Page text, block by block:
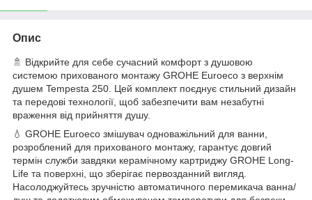
Опис
🚿 Відкрийте для себе сучасний комфорт з душовою
системою прихованого монтажу GROHE Euroeco з верхнім
душем Tempesta 250. Цей комплект поєднує стильний дизайн
та передові технології, щоб забезпечити вам незабутні
враження від прийняття душу.
💧 GROHE Euroeco змішувач одноважільний для ванни,
розроблений для прихованого монтажу, гарантує довгий
термін служби завдяки керамічному картриджу GROHE Long-
Life та поверхні, що зберігає первозданний вигляд.
Насолоджуйтесь зручністю автоматичного перемикача ванна/